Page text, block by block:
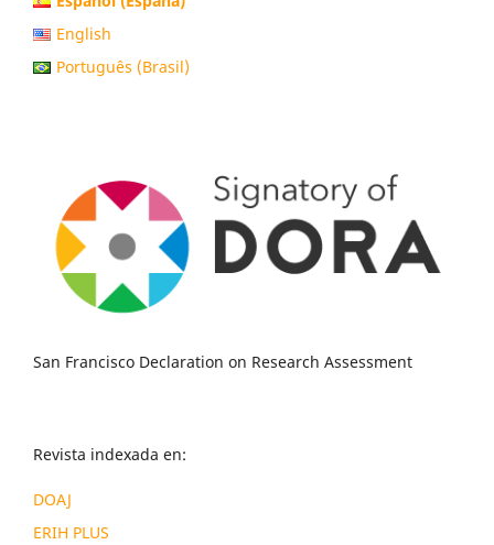
English
Português (Brasil)
San Francisco Declaration on Research Assessment
Revista indexada en:
DOAJ
ERIH PLUS